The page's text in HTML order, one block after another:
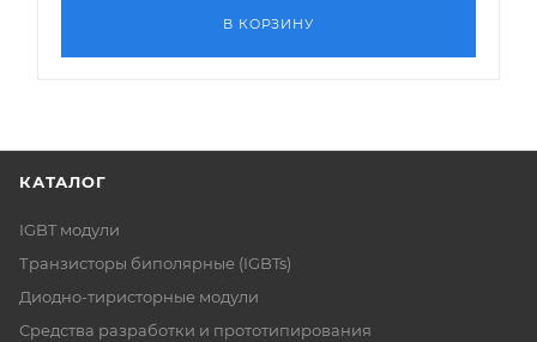
В КОРЗИНУ
КАТАЛОГ
IGBT модули
Транзисторы биполярные (IGBTs)
Диодно-тиристорные модули
Средства разработки и прототипирования